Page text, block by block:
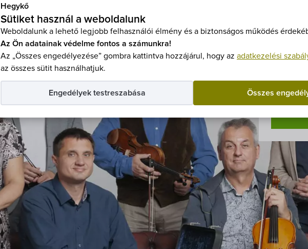
Hegykő
Sütiket használ a weboldalunk
Weboldalunk a lehető legjobb felhasználói élmény és a biztonságos működés
Az Ön adatainak védelme fontos a számunkra!
Az „Összes engedélyezése” gombra kattintva hozzájárul, hogy az adatkezelési
az összes sütit használhatjuk.
Összes
Engedélyek testreszabása